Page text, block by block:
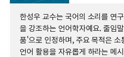
한성우 교수는 국어의 소리를 연
을 강조하는 언어학자예요. 줄임
품'으로 인정하며, 주요 목적은 소
언어 활용을 자유롭게 하라는 메